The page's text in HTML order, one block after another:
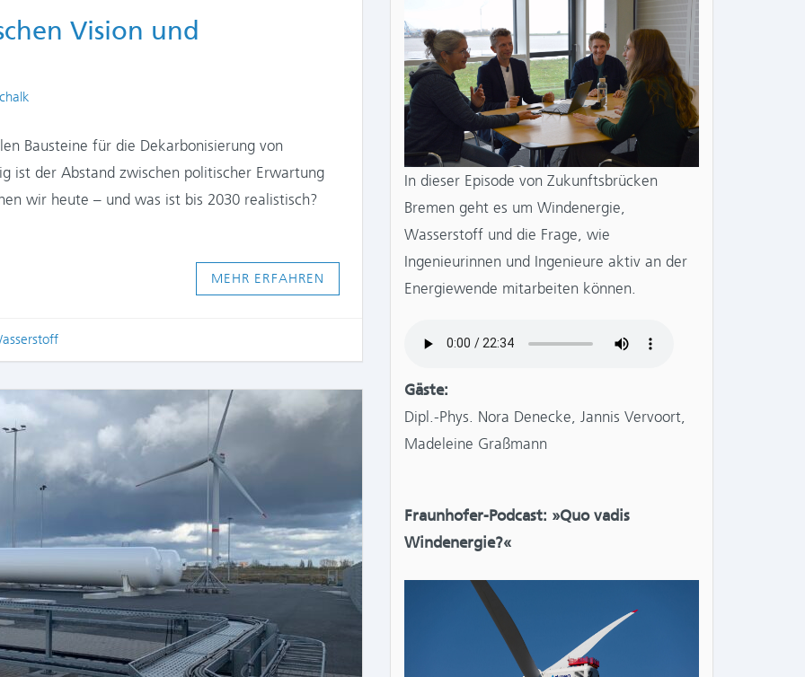
Vision und
Bausteine für die Dekarbonisierung von
ist der Abstand zwischen politischer Erwartung
wir heute – und was ist bis 2030 realistisch?
MEHR ERFAHREN
COMMENTS:
In dieser Episode von Zukunftsbrücken
Bremen geht es um Windenergie,
Wasserstoff und die Frage, wie
Ingenieurinnen und Ingenieure aktiv an der
Energiewende mitarbeiten können.
Gäste:
Dipl.-Phys. Nora Denecke, Jannis Vervoort,
Madeleine Graßmann
Fraunhofer-Podcast: »Quo vadis
Windenergie?«